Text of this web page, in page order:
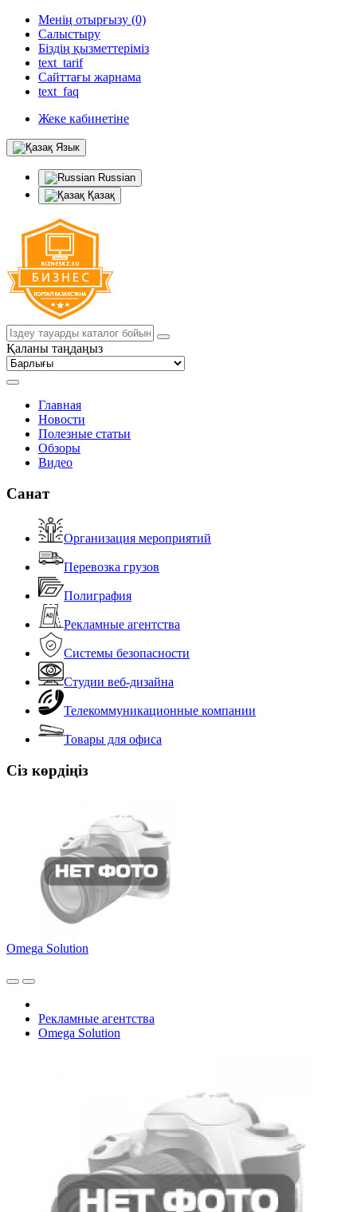
Менің отырғызу (0)
Салыстыру
Біздің қызметтеріміз
text_tarif
Сайттағы жарнама
text_faq
Жеке кабинетіне
Язык
Russian
Қазақ
Қаланы таңдаңыз
Главная
Новости
Полезные статьи
Обзоры
Видео
Санат
Организация мероприятий
Перевозка грузов
Полиграфия
Рекламные агентства
Системы безопасности
Студии веб-дизайна
Телекоммуникационные компании
Товары для офиса
Сіз көрдіңіз
Omega Solution
Рекламные агентства
Omega Solution